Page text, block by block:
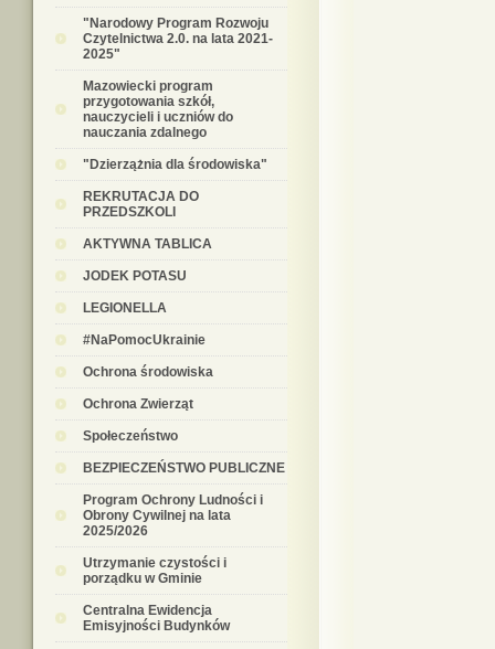
"Narodowy Program Rozwoju
Czytelnictwa 2.0. na lata 2021-
2025"
Mazowiecki program
przygotowania szkół,
nauczycieli i uczniów do
nauczania zdalnego
"Dzierzążnia dla środowiska"
REKRUTACJA DO
PRZEDSZKOLI
AKTYWNA TABLICA
JODEK POTASU
LEGIONELLA
#NaPomocUkrainie
Ochrona środowiska
Ochrona Zwierząt
Społeczeństwo
BEZPIECZEŃSTWO PUBLICZNE
Program Ochrony Ludności i
Obrony Cywilnej na lata
2025/2026
Utrzymanie czystości i
porządku w Gminie
Centralna Ewidencja
Emisyjności Budynków